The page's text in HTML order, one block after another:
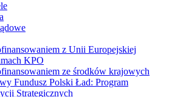
z Unii Europejskiej
KPO
ze środków krajowych
Fundusz Polski Ład: Program
Strategicznych